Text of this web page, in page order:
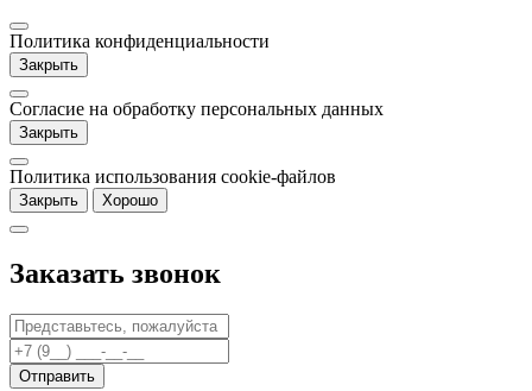
Политика конфиденциальности
Закрыть
Согласие на обработку персональных данных
Закрыть
Политика использования cookie-файлов
Закрыть Хорошо
Заказать звонок